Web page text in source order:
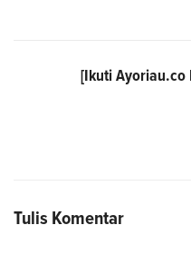
[Ikuti Ayoriau.co
Tulis Komentar